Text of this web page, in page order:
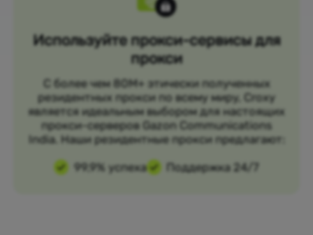
Используйте прокси-сервисы для
прокси
С более чем 80M+ этически полученных
резидентных прокси по всему миру, Croxy
является идеальным выбором для настоящих
прокси-серверов Gazon Communications
India. Наши резидентные прокси предлагают:
99,9% успеха
Поддержка 24/7